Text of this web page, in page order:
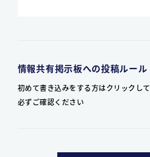
情報共有掲示板への投稿ルール
初めて書き込みをする方はクリックして
必ずご確認ください